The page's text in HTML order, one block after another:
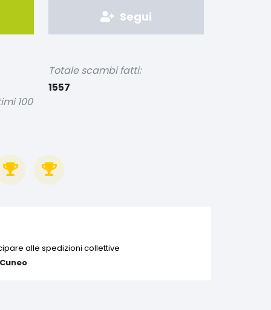
Segui
100
Totale scambi fatti:
1557
alle spedizioni collettive
Cuneo